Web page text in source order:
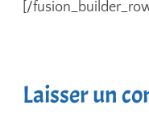
[/
Laisser un